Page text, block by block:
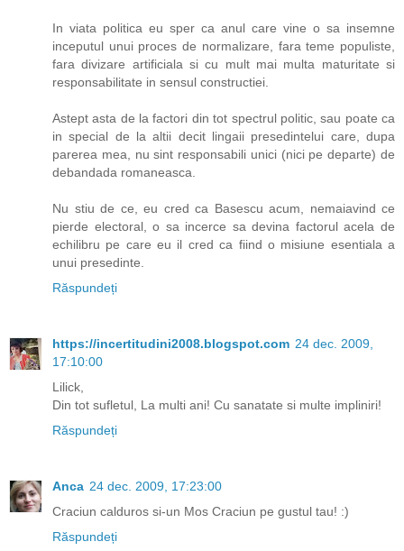
In viata politica eu sper ca anul care vine o sa insemne
inceputul unui proces de normalizare, fara teme populiste,
fara divizare artificiala si cu mult mai multa maturitate si
responsabilitate in sensul constructiei.
Astept asta de la factori din tot spectrul politic, sau poate ca
in special de la altii decit lingaii presedintelui care, dupa
parerea mea, nu sint responsabili unici (nici pe departe) de
debandada romaneasca.
Nu stiu de ce, eu cred ca Basescu acum, nemaiavind ce
pierde electoral, o sa incerce sa devina factorul acela de
echilibru pe care eu il cred ca fiind o misiune esentiala a
unui presedinte.
Răspundeți
https://incertitudini2008.blogspot.com 24 dec. 2009,
17:10:00
Lilick,
Din tot sufletul, La multi ani! Cu sanatate si multe impliniri!
Răspundeți
Anca 24 dec. 2009, 17:23:00
Craciun calduros si-un Mos Craciun pe gustul tau! :)
Răspundeți